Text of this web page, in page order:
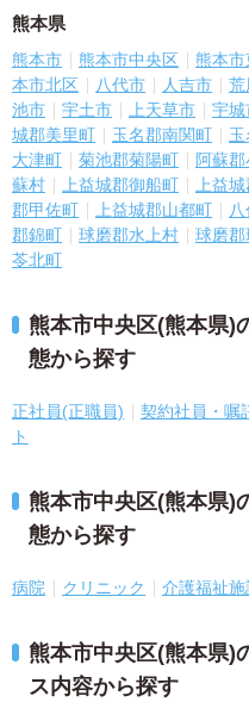
熊本県
熊本市 熊本市中央区 熊本市
本市北区
八代市 人吉市 荒
池市
宇土市 上天草市 宇城
城郡美里町
玉名郡南関町
大津町
菊池郡菊陽町 阿蘇
蘇村
上益城郡御船町 上益
郡甲佐町
上益城郡山都町
郡錦町
球磨郡水上村 球磨
苓北町
熊本市中央区(熊本県)
態から探す
正社員(正職員) 契約社員・嘱
ト
熊本市中央区(熊本県)
態から探す
病院 クリニック 介護福祉施
熊本市中央区(熊本県)
ス内容から探す